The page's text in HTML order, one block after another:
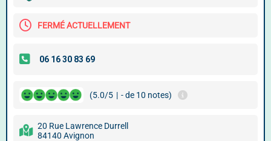
FERMÉ ACTUELLEMENT
(5.0/5 | - de 10 notes)
20 Rue Lawrence Durrell
84140 Avignon